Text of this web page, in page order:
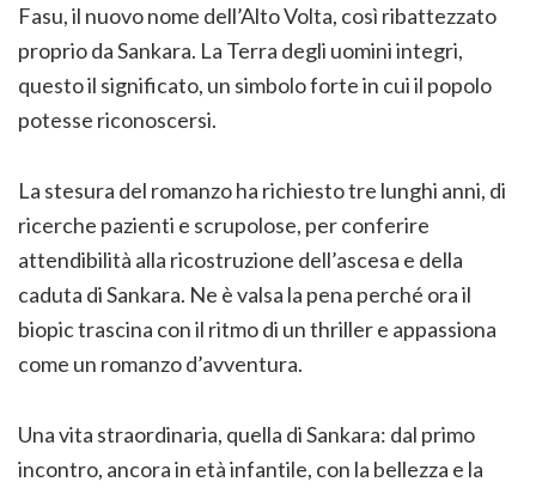
Fasu, il nuovo nome dell’Alto Volta, così ribattezzato
proprio da Sankara. La Terra degli uomini integri,
questo il significato, un simbolo forte in cui il popolo
potesse riconoscersi.
La stesura del romanzo ha richiesto tre lunghi anni, di
ricerche pazienti e scrupolose, per conferire
attendibilità alla ricostruzione dell’ascesa e della
caduta di Sankara. Ne è valsa la pena perché ora il
biopic trascina con il ritmo di un thriller e appassiona
come un romanzo d’avventura.
Una vita straordinaria, quella di Sankara: dal primo
incontro, ancora in età infantile, con la bellezza e la